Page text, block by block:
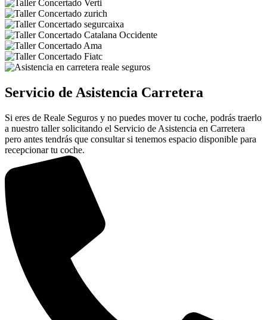
Servicio de Asistencia Carretera
Si eres de Reale Seguros y no puedes mover tu coche, podrás traerlo
a nuestro taller solicitando el Servicio de Asistencia en Carretera
pero antes tendrás que consultar si tenemos espacio disponible para
recepcionar tu coche.